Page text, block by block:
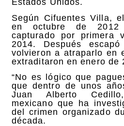
Estados Unidos.
Según Cifuentes Villa,
en octubre de
capturado por primera
2014. Después
volvieron a atraparlo en
extraditaron en enero de
“No es lógico que
que dentro de unos
Juan Alberto
mexicano que ha
del crimen organizado
década.